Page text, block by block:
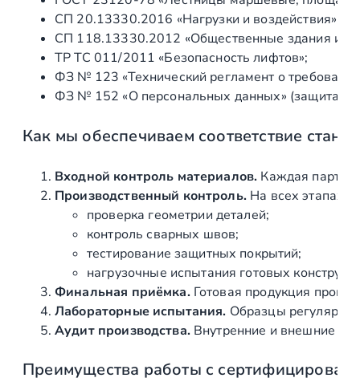
лестницы и
второго света
Производство
поручня
ед 1
разгрузка
Установка
закладных
элементов
ед
Монтаж ед
1
Установка поручня
ед
1
самонесущих
СП 20.13330.2016 «Нагрузки и воздействия»
СП 118.13330.2012 «Общественные здания и
ТР ТС 011/2011 «Безопасность лифтов»;
ФЗ № 123 «Технический регламент о
ФЗ № 152 «О персональных данных» (защита
Как мы обеспечиваем соответствие
Входной контроль материалов. Каждая партия
Производственный контроль.На всех этапах
проверка геометрии деталей;
контроль сварных швов;
тестирование защитных покрытий;
нагрузочные испытания готовых
Финальная приёмка.Готовая продукция
Лабораторные испытания. Образцы регулярно
Аудит производства.Внутренние и внешние
Преимущества работы с